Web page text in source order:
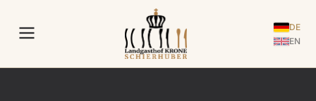
DE
EN